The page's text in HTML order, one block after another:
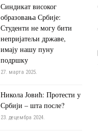
Синдикат високог
образовања Србије:
Студенти не могу бити
непријатељи државе,
имају нашу пуну
подршку
27. марта 2025.
Никола Јовић: Протести у
Србији – шта после?
23. децембра 2024.